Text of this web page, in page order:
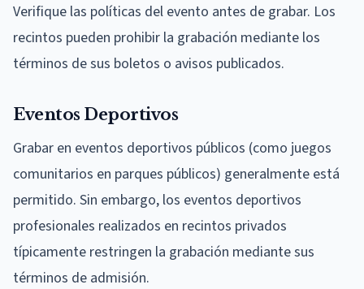
Verifique las políticas del evento antes de grabar. Los
recintos pueden prohibir la grabación mediante los
términos de sus boletos o avisos publicados.
Eventos Deportivos
Grabar en eventos deportivos públicos (como juegos
comunitarios en parques públicos) generalmente está
permitido. Sin embargo, los eventos deportivos
profesionales realizados en recintos privados
típicamente restringen la grabación mediante sus
términos de admisión.